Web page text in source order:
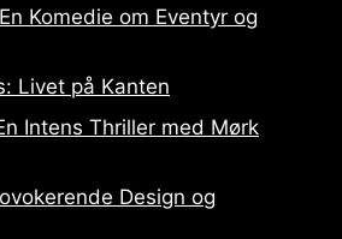
Komedie om Eventyr og
Livet på Kanten
Intens Thriller med Mørk
Design og